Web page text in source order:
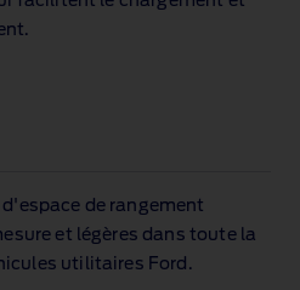
de rangement
et légères dans toute la
utilitaires Ford.